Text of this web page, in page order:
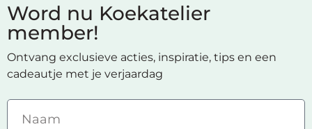
Word nu Koekatelier
member!
Ontvang exclusieve acties, inspiratie, tips en een
cadeautje met je verjaardag